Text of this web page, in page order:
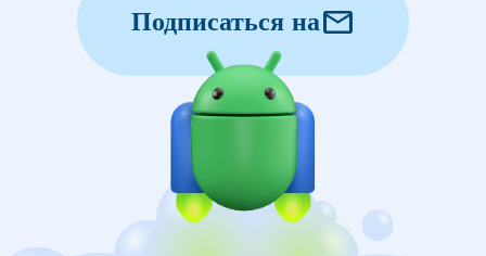
Подписаться наmail